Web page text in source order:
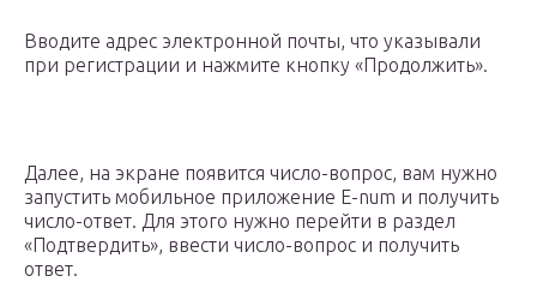
Вводите адрес электронной почты, что указывали
при регистрации и нажмите кнопку «Продолжить».
Далее, на экране появится число-вопрос, вам нужно
запустить мобильное приложение E-num и получить
число-ответ. Для этого нужно перейти в раздел
«Подтвердить», ввести число-вопрос и получить
ответ.